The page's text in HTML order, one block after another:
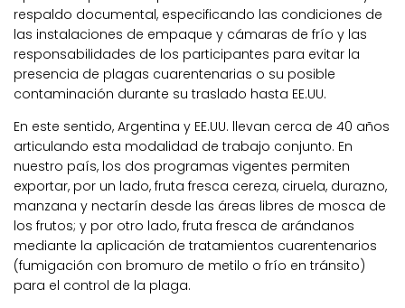
respaldo documental, especificando las condiciones de
las instalaciones de empaque y cámaras de frío y las
responsabilidades de los participantes para evitar la
presencia de plagas cuarentenarias o su posible
contaminación durante su traslado hasta EE.UU.
En este sentido, Argentina y EE.UU. llevan cerca de 40 años
articulando esta modalidad de trabajo conjunto. En
nuestro país, los dos programas vigentes permiten
exportar, por un lado, fruta fresca cereza, ciruela, durazno,
manzana y nectarín desde las áreas libres de mosca de
los frutos; y por otro lado, fruta fresca de arándanos
mediante la aplicación de tratamientos cuarentenarios
(fumigación con bromuro de metilo o frío en tránsito)
para el control de la plaga.